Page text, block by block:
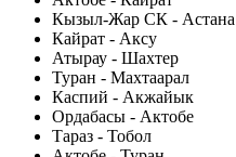
Кызыл-Жар СК - Астана
Кайрат - Аксу
Атырау - Шахтер
Туран - Махтаарал
Каспий - Акжайык
Ордабасы - Актобе
Тараз - Тобол